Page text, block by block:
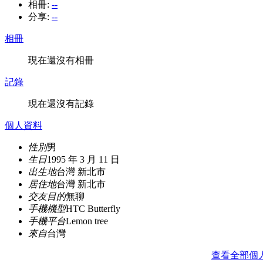
相冊: --
分享: --
相冊
現在還沒有相冊
記錄
現在還沒有記錄
個人資料
性別男
生日1995 年 3 月 11 日
出生地台灣 新北市
居住地台灣 新北市
交友目的無聊
手機機型HTC Butterfly
手機平台Lemon tree
來自台灣
查看全部個